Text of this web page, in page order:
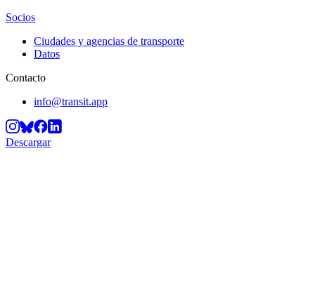
Socios
Ciudades y agencias de transporte
Datos
Contacto
info@transit.app
Descargar